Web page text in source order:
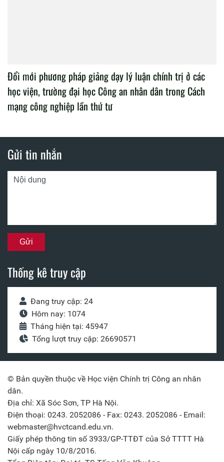
Đổi mới phương pháp giảng dạy lý luận chính trị ở các
học viện, trường đại học Công an nhân dân trong Cách
mạng công nghiệp lần thứ tư
Gửi tin nhắn
Thống kê truy cập
Đang truy cập: 24
Hôm nay: 1074
Tháng hiện tại: 45947
Tổng lượt truy cập: 26690571
© Bản quyền thuộc về Học viện Chính trị Công an nhân
dân.
Địa chỉ: Xã Sóc Sơn, TP Hà Nội.
Điện thoại: 0243. 2052086 - Fax: 0243. 2052086 - Email:
webmaster@hvctcand.edu.vn.
Giấy phép thông tin số 3933/GP-TTĐT của Sở TTTT Hà
Nội cấp ngày 10/8/2016.